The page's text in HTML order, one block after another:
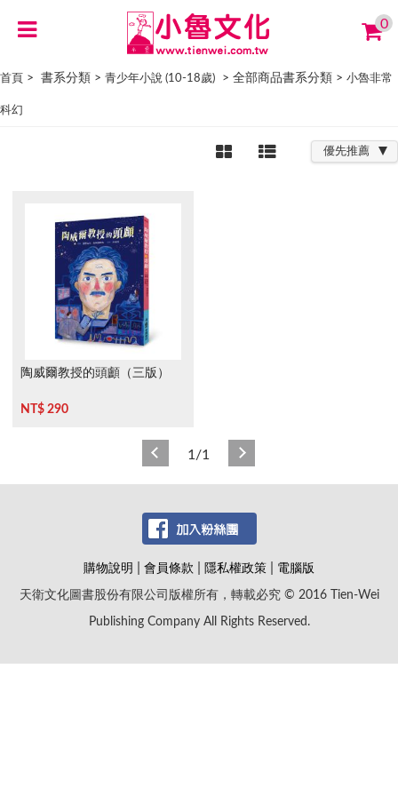
0
首頁 > 書系分類 > 青少年小說 (10-18歲) > 全部商品書系分類 > 小魯非常
科幻
優先推薦
陶威爾教授的頭顱（三版）
NT$ 290
1/1
購物說明 會員條款 隱私權政策
電腦版
天衛文化圖書股份有限公司版權所有，轉載必究 © 2016 Tien-Wei
Publishing Company All Rights Reserved.